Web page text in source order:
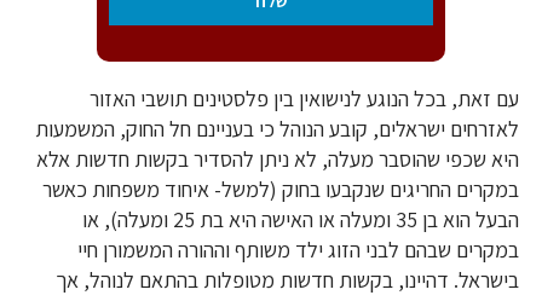
עם זאת, בכל הנוגע לנישואין בין פלסטינים תושבי האזור
לאזרחים ישראלים, קובע הנוהל כי בעניינם חל החוק, המשמעות
היא שכפי שהוסבר מעלה, לא ניתן להסדיר בקשות חדשות אלא
במקרים החריגים שנקבעו בחוק (למשל- איחוד משפחות כאשר
הבעל הוא בן 35 ומעלה או האישה היא בת 25 ומעלה), או
במקרים שבהם לבני הזוג ילד משותף וההורה המשמורן חיי
בישראל. דהיינו, בקשות חדשות מטופלות בהתאם לנוהל, אך